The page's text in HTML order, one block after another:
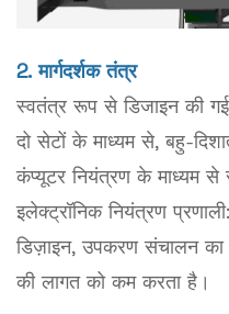
2. मार्गदर्शक तंत्र
स्वतंत्र रूप से डिजाइन की गई
दो सेटों के माध्यम से, बहु-
कंप्यूटर नियंत्रण के माध्यम से
इलेक्ट्रॉनिक नियंत्रण
डिज़ाइन, उपकरण संचालन
की लागत को कम करता है।